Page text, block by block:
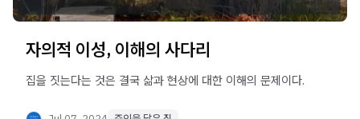
자의적 이성, 이해의 사다리
집을 짓는다는 것은 결국 삶과 현상에 대한 이해의 문제이다.